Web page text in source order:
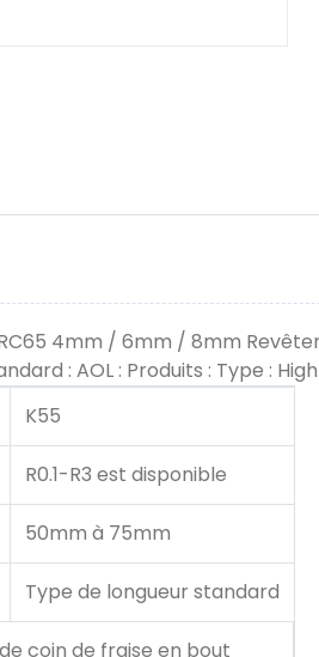
4mm / 6mm / 8mm
: AOL : Produits : Type :
K55
R0.1-R3 est disponible
50mm à 75mm
Type de longueur standard
coin de fraise en bout